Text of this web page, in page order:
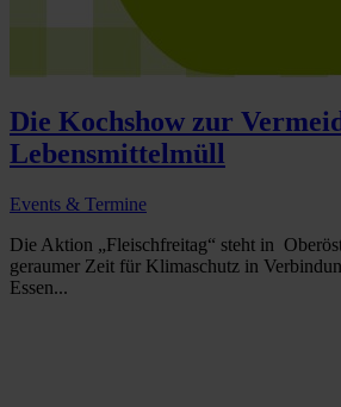
Die Kochshow zur
Lebensmittelmüll
Events & Termine
Die Aktion „Fleischfreitag“ steht in
geraumer Zeit für Klimaschutz in
Essen...